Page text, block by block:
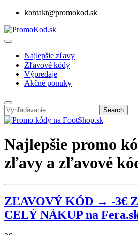
kontakt@promokod.sk
Najlepšie zľavy
Zľavové kódy
Výpredaje
Akčné ponuky
Search
Najlepšie promo
zľavy a zľavové
ZĽAVOVÝ KÓD → -3€
CELÝ NÁKUP na